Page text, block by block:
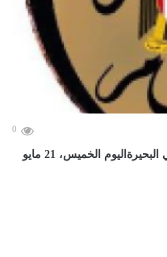
0
يوم حصاد بطاطس بالطاقة الشمسية في البحيرةاليوم الخميس، 21 مايو